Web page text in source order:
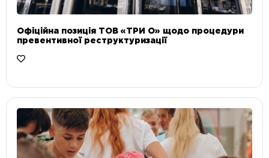
Офіційна позиція ТОВ «ТРИ О» щодо процедури
превентивної реструктуризації